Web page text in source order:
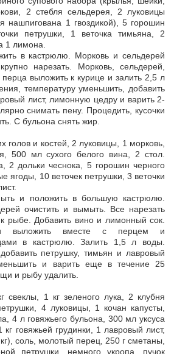
2 стебля сельдерея, 2 луковицы
нашпигована 1 гвоздикой), 5 горошин
петрушки, 1 веточка тимьяна, 2
1 лимона.
в кастрюлю. Морковь и сельдерей
нарезать. Морковь, сельдерей,
выложить к курице и залить 2,5 л
температуру уменьшить, добавить
лист, лимонную цедру и варить 2-
снимать пену. Процедить, кусочки
С бульона снять жир.
голов и костей, 2 луковицы, 1 морковь,
500 мл сухого белого вина, 2 стол.
2 дольки чеснока, 5 горошин черного
ягоды, 10 веточек петрушки, 3 веточки
и положить в большую кастрюлю.
очистить и вымыть. Все нарезать
рыбе. Добавить вино и лимонный сок.
и выложить вместе с перцем и
в кастрюлю. Залить 1,5 л воды.
петрушку, тимьян и лавровый
и варить еще в течение 25
и рыбу удалить.
свеклы, 1 кг зеленого лука, 2 клубня
4 луковицы, 1 кочан капусты,
4 л говяжьего бульона, 300 мл уксуса
говяжьей грудинки, 1 лавровый лист,
кг), соль, молотый перец, 250 г сметаны,
петрушки, немного укропа, пучок